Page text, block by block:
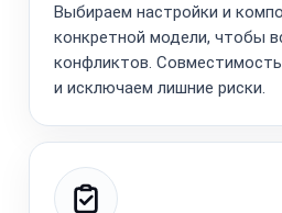
Выбираем настройки и
конкретной модели, чтобы
конфликтов.
и исключаем лишние риски.